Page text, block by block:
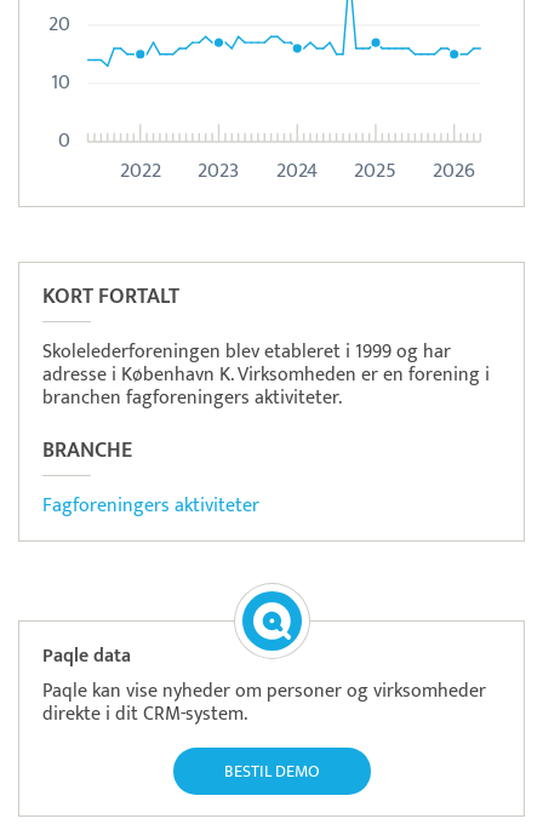
2022 2023 2024 2025 2026
0
10
20
KORT FORTALT
Skolelederforeningen blev etableret i 1999 og har
adresse i København K. Virksomheden er en forening i
branchen fagforeningers aktiviteter.
BRANCHE
Fagforeningers aktiviteter
Paqle data
Paqle kan vise nyheder om personer og virksomheder
direkte i dit CRM-system.
BESTIL DEMO